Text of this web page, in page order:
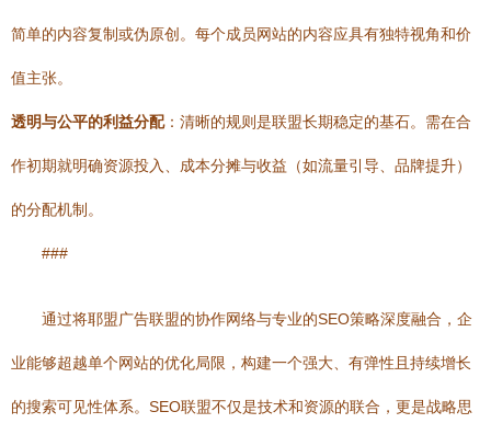
简单的内容复制或伪原创。每个成员网站的内容应具有独特视角和价
值主张。
透明与公平的利益分配：清晰的规则是联盟长期稳定的基石。需在合
作初期就明确资源投入、成本分摊与收益（如流量引导、品牌提升）
的分配机制。
###
通过将耶盟广告联盟的协作网络与专业的SEO策略深度融合，企
业能够超越单个网站的优化局限，构建一个强大、有弹性且持续增长
的搜索可见性体系。SEO联盟不仅是技术和资源的联合，更是战略思